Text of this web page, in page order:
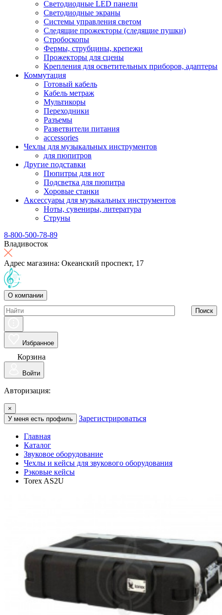
Светодиодные LED панели
Светодиодные экраны
Системы управления светом
Следящие прожекторы (следящие пушки)
Стробоскопы
Фермы, струбцины, крепежи
Прожекторы для сцены
Крепления для осветительных приборов, адаптеры
Коммутация
Готовый кабель
Кабель метраж
Мультикоры
Переходники
Разъемы
Разветвители питания
accessories
Чехлы для музыкальных инструментов
для пюпитров
Другие подставки
Пюпитры для нот
Подсветка для пюпитра
Хоровые станки
Аксессуары для музыкальных инструментов
Ноты, сувениры, литература
Струны
8-800-500-78-89
Владивосток
Адрес магазина: Океанский проспект, 17
О компании
Поиск
Избранное
Корзина
Войти
Авторизация:
×
У меня есть профиль
Зарегистрироваться
Главная
Каталог
Звуковое оборудование
Чехлы и кейсы для звукового оборудования
Рэковые кейсы
Torex AS2U